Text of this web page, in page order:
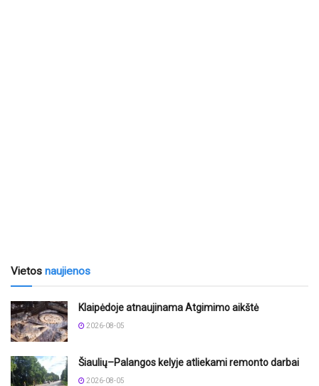
Vietos naujienos
Klaipėdoje atnaujinama Atgimimo aikštė
2026-08-05
Šiaulių–Palangos kelyje atliekami remonto darbai
2026-08-05